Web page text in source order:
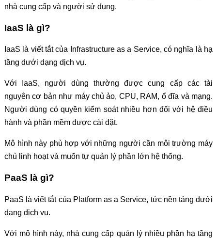
nhà cung cấp và người sử dụng.
IaaS là gì?
IaaS là viết tắt của Infrastructure as a Service, có nghĩa là hạ
tầng dưới dạng dịch vụ.
Với IaaS, người dùng thường được cung cấp các tài
nguyên cơ bản như máy chủ ảo, CPU, RAM, ổ đĩa và mạng.
Người dùng có quyền kiểm soát nhiều hơn đối với hệ điều
hành và phần mềm được cài đặt.
Mô hình này phù hợp với những người cần môi trường máy
chủ linh hoạt và muốn tự quản lý phần lớn hệ thống.
PaaS là gì?
PaaS là viết tắt của Platform as a Service, tức nền tảng dưới
dạng dịch vụ.
Với mô hình này, nhà cung cấp quản lý nhiều phần hạ tầng